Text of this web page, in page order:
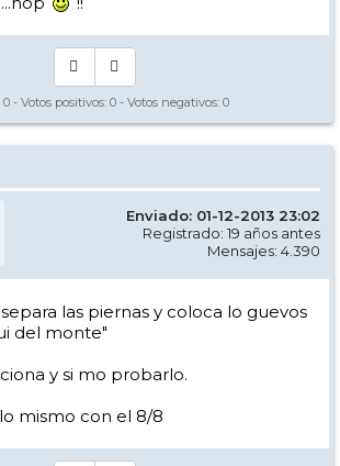
0 - Votos positivos: 0 - Votos negativos: 0
Enviado: 01-12-2013 23:02
Registrado: 19 años antes
Mensajes: 4.390
las piernas y coloca lo guevos
del monte"
y si mo probarlo.
mismo con el 8/8